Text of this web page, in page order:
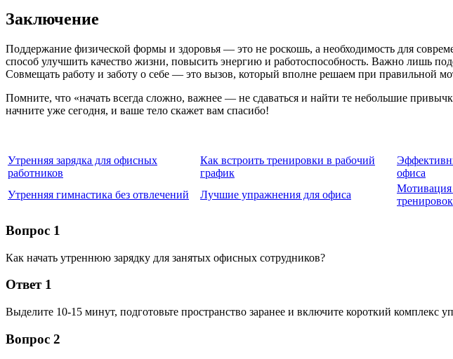
Заключение
Поддержание физической формы и здоровья — это не роскошь, а необходимость для
способ улучшить качество жизни, повысить энергию и работоспособность. Важно лишь
Совмещать работу и заботу о себе — это вызов, который вполне решаем при правильной
Помните, что «начать всегда сложно, важнее — не сдаваться и найти те небольшие
начните уже сегодня, и ваше тело скажет вам спасибо!
Утренняя зарядка для офисных
работников
Как встроить тренировки в рабочий
график
офиса
Утренняя гимнастика без отвлечений
Лучшие упражнения для офиса
Мотивация
тренировок
Вопрос 1
Как начать утреннюю зарядку для занятых офисных сотрудников?
Ответ 1
Выделите 10-15 минут, подготовьте пространство заранее и включите короткий комплекс
Вопрос 2